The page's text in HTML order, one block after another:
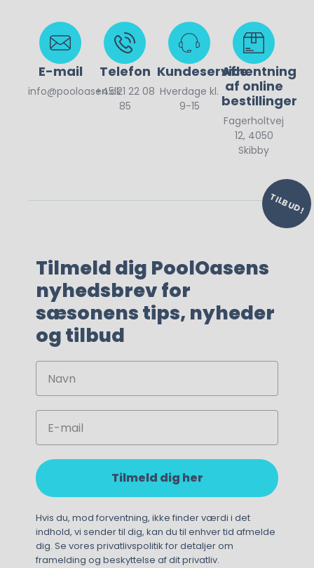
TILBUD!
75,00kr.60,00kr.
E-mail
info@pooloasen.dk
Telefon
+45 21 22 08
85
Kundeservice
Hverdage kl.
9-15
Afhentning
af online
bestillinger
Fagerholtvej
12, 4050
Skibby
Tilmeld dig PoolOasens
nyhedsbrev for
sæsonens tips, nyheder
og tilbud
Tilmeld dig her
Hvis du, mod forventning, ikke finder værdi i det
indhold, vi sender til dig, kan du til enhver tid afmelde
dig. Se vores privatlivspolitik for detaljer om
framelding og beskyttelse af dit privatliv.